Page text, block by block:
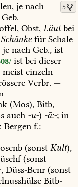
5
je nach
Geb.
Obst, Läutbei
Schänke für Schale
je nach Geb., ist
ist bei dieser
meist einzeln
Verbr. —
(Mos), Bitb,
auch -ū-) -ā:-; in
Bergen f.:
(sonst Kult),
(sonst
Düss-Benr (sonst
Bitb-